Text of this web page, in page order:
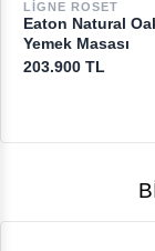
DESTEK
LIGNE ROSET
Eaton Natural
Yemek Masası
203.900 TL